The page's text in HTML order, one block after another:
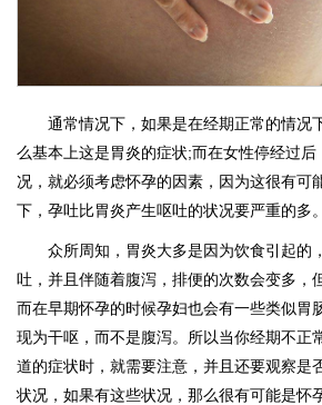
通常情况下，如果是在经期正常的情况
么基本上这是胃炎的症状;而在女性停经过后
况，就必须考虑怀孕的因素，因为这很有可
下，孕吐比胃炎产生呕吐的状况要严重的多。
众所周知，胃炎大多是因为饮食引起的
吐，并且伴随着腹泻，排便的次数会变多，
而在早期怀孕的时候孕妇也会有一些类似胃
现为干呕，而不是腹泻。所以当你经期不正
道的症状时，就需要注意，并且还要观察是
状况，如果有这些状况，那么很有可能是怀